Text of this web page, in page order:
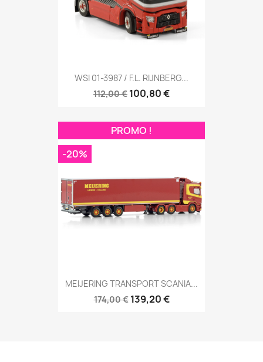
WSI 01-3987 / F.L. RIJNBERG...
112,00 € 100,80 €
MEIJERING TRANSPORT SCANIA...
174,00 € 139,20 €
PROMO !
-20%